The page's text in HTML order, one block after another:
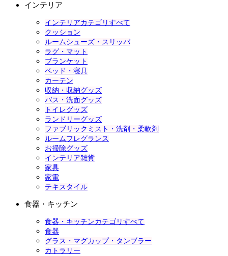
インテリア
インテリアカテゴリすべて
クッション
ルームシューズ・スリッパ
ラグ・マット
ブランケット
ベッド・寝具
カーテン
収納・収納グッズ
バス・洗面グッズ
トイレグッズ
ランドリーグッズ
ファブリックミスト・洗剤・柔軟剤
ルームフレグランス
お掃除グッズ
インテリア雑貨
家具
家電
テキスタイル
食器・キッチン
食器・キッチンカテゴリすべて
食器
グラス・マグカップ・タンブラー
カトラリー